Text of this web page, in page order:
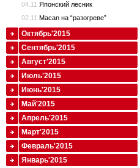
04.11 Японский лесник
02.11 Macan на “разогреве”
Октябрь'2015
Сентябрь'2015
Август'2015
Июль'2015
Июнь'2015
Май'2015
Апрель'2015
Март'2015
Февраль'2015
Январь'2015